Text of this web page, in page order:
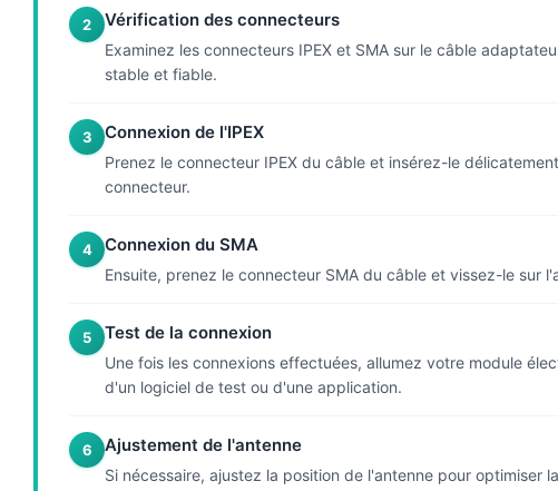
2 Vérification des connecteurs
Examinez les connecteurs IPEX et SMA sur le câble
stable et fiable.
3 Connexion de l'IPEX
Prenez le connecteur IPEX du câble et insérez-le
connecteur.
4 Connexion du SMA
Ensuite, prenez le connecteur SMA du câble et vissez-le
5 Test de la connexion
Une fois les connexions effectuées, allumez votre module
d'un logiciel de test ou d'une application.
6 Ajustement de l'antenne
Si nécessaire, ajustez la position de l'antenne pour